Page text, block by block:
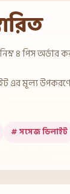
৪ পিস অর্ডার
এর মূল্য
# সসেজ ডিলাইট